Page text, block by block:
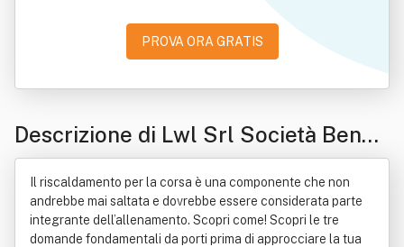
PROVA ORA GRATIS
Descrizione di Lwl Srl Società Benefi
t
Il riscaldamento per la corsa è una componente che non
andrebbe mai saltata e dovrebbe essere considerata parte
integrante dell’allenamento. Scopri come! Scopri le tre
domande fondamentali da porti prima di approcciare la tua